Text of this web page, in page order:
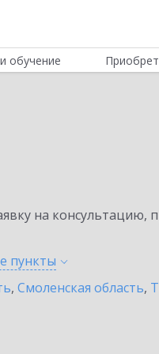
обучение
на консультацию,
пункты
, Смоленская область,